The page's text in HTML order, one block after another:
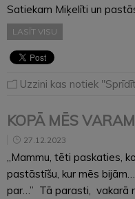
Satiekam Miķelīti un
LASĪT VISU
Uzzini kas notiek
KOPĀ MĒS
27.12.2023
„Mammu, tēti paskaties,
pastāstīšu, kur mēs
par…” Tā parasti, vakarā